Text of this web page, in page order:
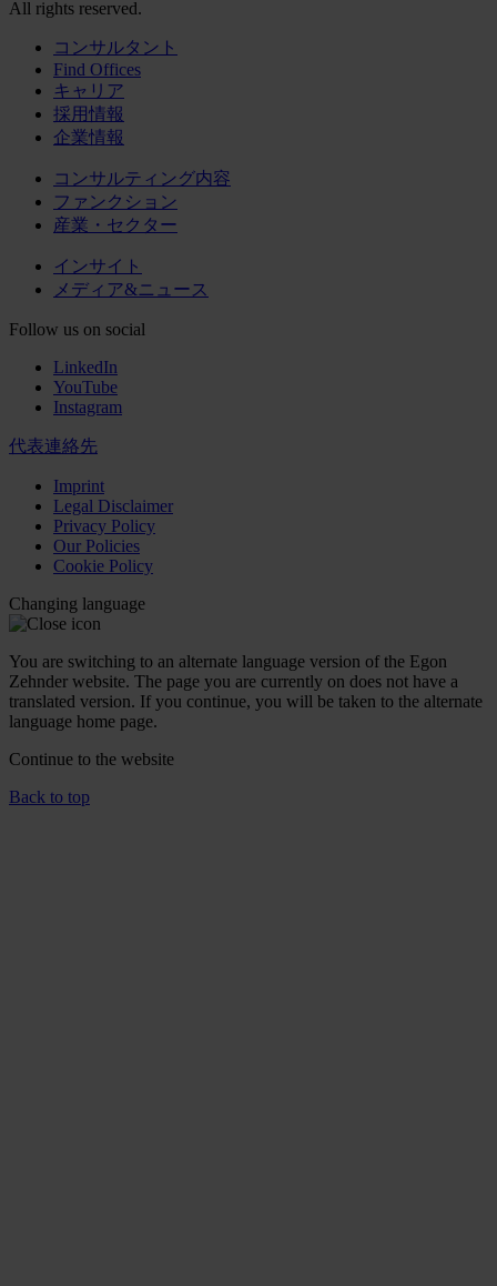
All rights reserved.
コンサルタント
Find Offices
キャリア
採用情報
企業情報
コンサルティング内容
ファンクション
産業・セクター
インサイト
メディア&ニュース
Follow us on social
LinkedIn
YouTube
Instagram
代表連絡先
Imprint
Legal Disclaimer
Privacy Policy
Our Policies
Cookie Policy
Changing language
You are switching to an alternate language version of the Egon
Zehnder website. The page you are currently on does not have a
translated version. If you continue, you will be taken to the alternate
language home page.
Continue to the website
Back to top